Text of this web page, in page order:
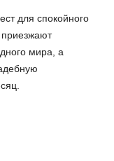
для спокойного
мира, а